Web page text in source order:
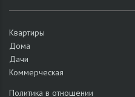
Квартиры
Дома
Дачи
Коммерческая
Политика в отношении